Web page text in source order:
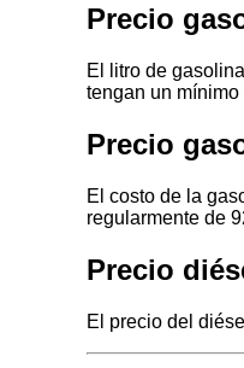
Precio
El litro de
tengan un
Precio
El costo de la
regularmente de
Precio
El precio del